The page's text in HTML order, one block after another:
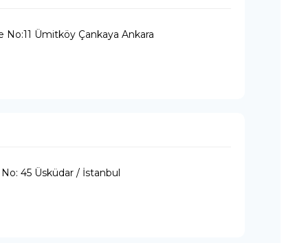
No:11 Ümitköy Çankaya Ankara
45 Üsküdar / İstanbul